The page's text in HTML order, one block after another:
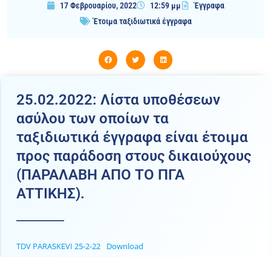
17 Φεβρουαρίου, 2022 12:59 μμ
Έγγραφα
Έτοιμα ταξιδιωτικά έγγραφα
25.02.2022: Λίστα υποθέσεων
ασύλου των οποίων τα
ταξιδιωτικά έγγραφα είναι έτοιμα
προς παράδοση στους δικαιούχους
(ΠΑΡΑΛΑΒΗ ΑΠΟ ΤΟ ΠΓΑ
ATTIKHΣ).
TDV PARASKEVI 25-2-22 Download